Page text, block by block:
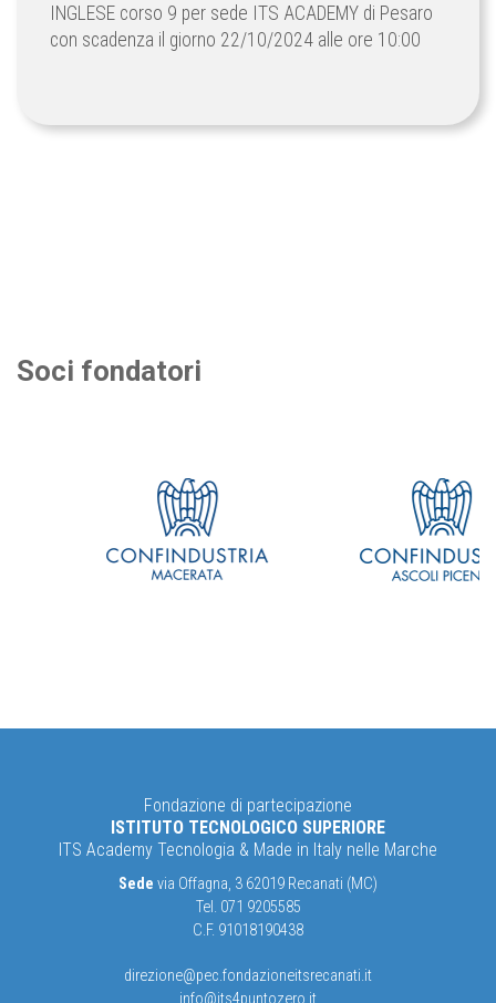
INGLESE corso 9 per sede ITS ACADEMY di Pesaro
con scadenza il giorno 22/10/2024 alle ore 10:00
Soci fondatori
Fondazione di partecipazione
ISTITUTO TECNOLOGICO SUPERIORE
ITS Academy Tecnologia & Made in Italy nelle Marche
Sede via Offagna, 3 62019 Recanati (MC)
Tel. 071 9205585
C.F. 91018190438
direzione@pec.fondazioneitsrecanati.it